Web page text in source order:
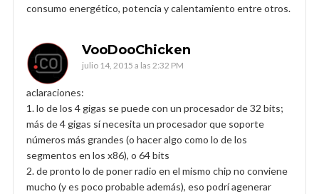
consumo energético, potencia y calentamiento entre otros.
VooDooChicken
julio 14, 2015 a las 2:32 PM
aclaraciones:
1. lo de los 4 gigas se puede con un procesador de 32 bits;
más de 4 gigas sí necesita un procesador que soporte
números más grandes (o hacer algo como lo de los
segmentos en los x86), o 64 bits
2. de pronto lo de poner radio en el mismo chip no conviene
mucho (y es poco probable además), eso podrí agenerar